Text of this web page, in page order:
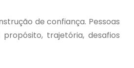
de confiança. Pessoas
trajetória, desafios